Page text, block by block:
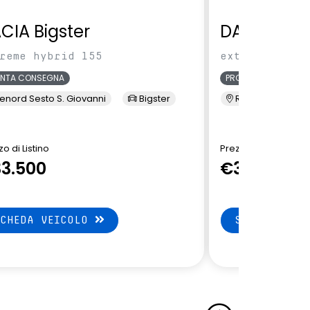
Bigster
hybrid 155
CONSEGNA
Sesto S. Giovanni Bigster
di Listino
VEICOLO
DACIA
extreme
PRONTA CONSEGNA
Renord Sesto S.
Prezzo di Listino
€32.650
SCHEDA